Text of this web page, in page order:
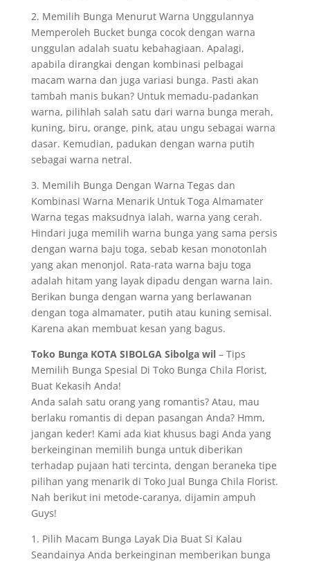
2. Memilih Bunga Menurut Warna Unggulannya
Memperoleh Bucket bunga cocok dengan warna
unggulan adalah suatu kebahagiaan. Apalagi,
apabila dirangkai dengan kombinasi pelbagai
macam warna dan juga variasi bunga. Pasti akan
tambah manis bukan? Untuk memadu-padankan
warna, pilihlah salah satu dari warna bunga merah,
kuning, biru, orange, pink, atau ungu sebagai warna
dasar. Kemudian, padukan dengan warna putih
sebagai warna netral.
3. Memilih Bunga Dengan Warna Tegas dan
Kombinasi Warna Menarik Untuk Toga Almamater
Warna tegas maksudnya ialah, warna yang cerah.
Hindari juga memilih warna bunga yang sama persis
dengan warna baju toga, sebab kesan monotonlah
yang akan menonjol. Rata-rata warna baju toga
adalah hitam yang layak dipadu dengan warna lain.
Berikan bunga dengan warna yang berlawanan
dengan toga almamater, putih atau kuning semisal.
Karena akan membuat kesan yang bagus.
Toko Bunga KOTA SIBOLGA Sibolga wil– Tips
Memilih Bunga Spesial Di Toko Bunga Chila Florist,
Buat Kekasih Anda!
Anda salah satu orang yang romantis? Atau, mau
berlaku romantis di depan pasangan Anda? Hmm,
jangan keder! Kami ada kiat khusus bagi Anda yang
berkeinginan memilih bunga untuk diberikan
terhadap pujaan hati tercinta, dengan beraneka tipe
pilihan yang menarik di Toko Jual Bunga Chila Florist.
Nah berikut ini metode-caranya, dijamin ampuh
Guys!
1. Pilih Macam Bunga Layak Dia Buat Si Kalau
Seandainya Anda berkeinginan memberikan bunga